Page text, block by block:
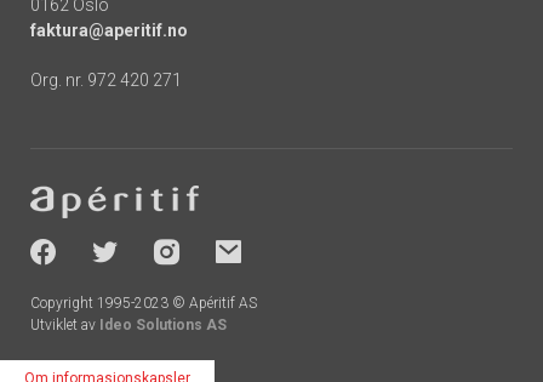
0162 Oslo
faktura@aperitif.no
Org. nr. 972 420 271
-
socials
Copyright 1995-2023 © Apéritif AS
Utviklet av Ideo Solutions AS
Om informasjonskapsler